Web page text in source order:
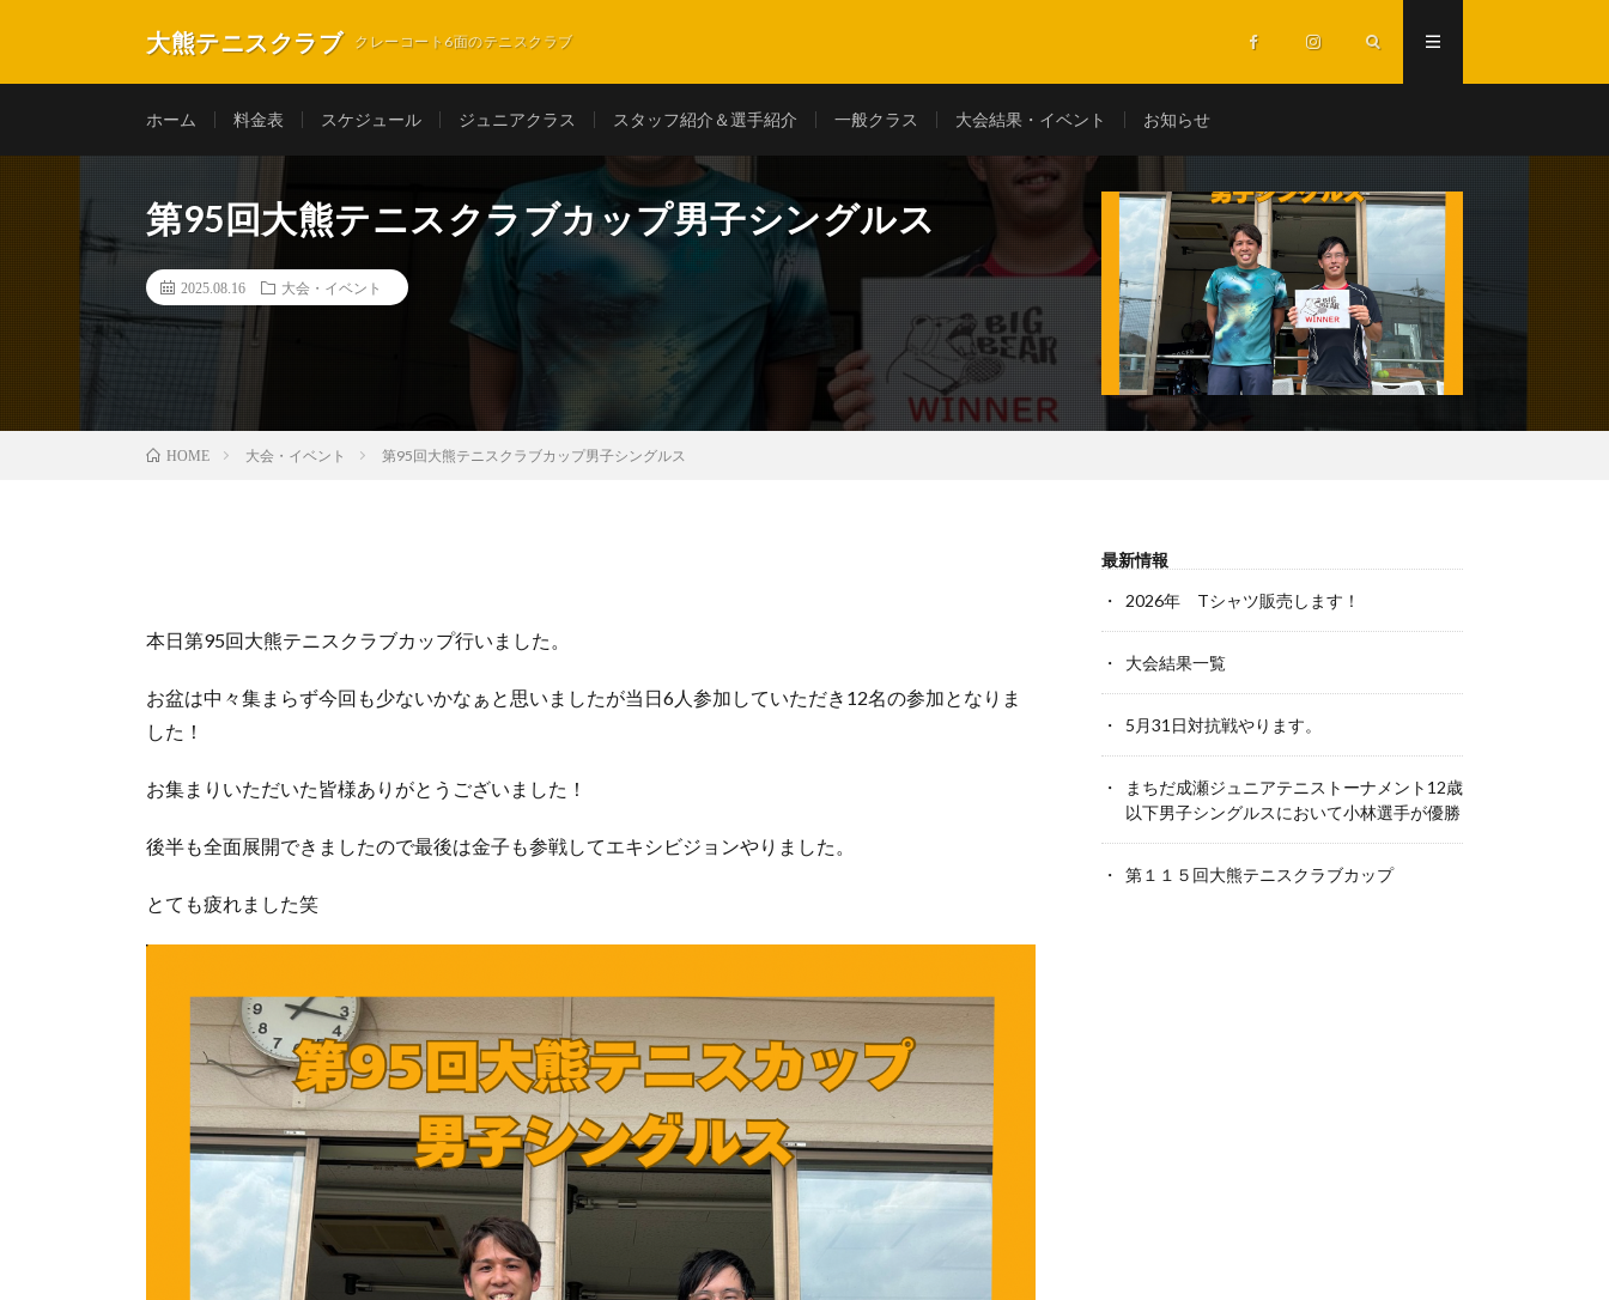
大熊テニスクラブ クレーコート6面のテニスクラブ
ホーム 料金表 スケジュール ジュニアクラス スタッフ紹介＆選手紹介 一般クラス 大会結果・イベント お知らせ
第95回大熊テニスクラブカップ男子シングルス
2025.08.16 大会・イベント
HOME 大会・イベント 第95回大熊テニスクラブカップ男子シングルス
本日第95回大熊テニスクラブカップ行いました。
お盆は中々集まらず今回も少ないかなぁと思いましたが当日6人参加していただき12名の参加となりま
した！
お集まりいただいた皆様ありがとうございました！
後半も全面展開できましたので最後は金子も参戦してエキシビジョンやりました。
とても疲れました笑
最新情報
2026年 Tシャツ販売します！
大会結果一覧
5月31日対抗戦やります。
まちだ成瀬ジュニアテニストーナメント12歳
以下男子シングルスにおいて小林選手が優勝
第１１５回大熊テニスクラブカップ